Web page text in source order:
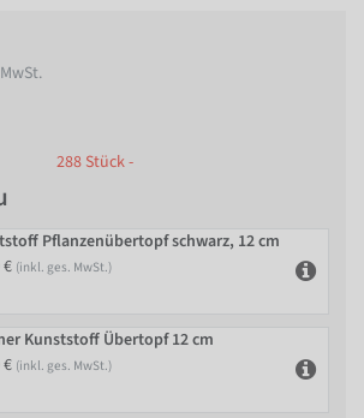
288 Stück -
Pflanzenübertopf schwarz, 12 cm
€ (inkl. ges. MwSt.)
Kunststoff Übertopf 12 cm
€ (inkl. ges. MwSt.)